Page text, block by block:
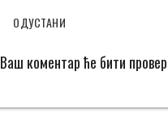
ОДУСТАНИ
Ваш коментар ће бити